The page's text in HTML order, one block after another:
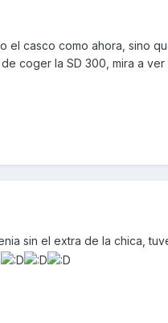
el casco como ahora, sino
coger la SD 300, mira a
sin el extra de la chica,